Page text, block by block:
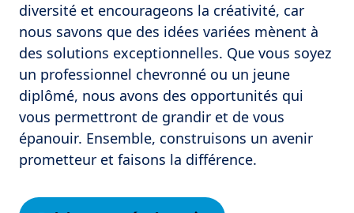
diversité et encourageons la créativité, car
nous savons que des idées variées mènent à
des solutions exceptionnelles. Que vous soyez
un professionnel chevronné ou un jeune
diplômé, nous avons des opportunités qui
vous permettront de grandir et de vous
épanouir. Ensemble, construisons un avenir
prometteur et faisons la différence.